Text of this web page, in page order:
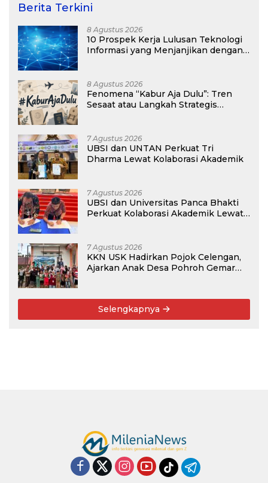
Berita Terkini
8 Agustus 2026
10 Prospek Kerja Lulusan Teknologi
Informasi yang Menjanjikan dengan
8 Agustus 2026
Fenomena “Kabur Aja Dulu”: Tren
Sesaat atau Langkah Strategis
7 Agustus 2026
UBSI dan UNTAN Perkuat Tri
Dharma Lewat Kolaborasi Akademik
7 Agustus 2026
UBSI dan Universitas Panca Bhakti
Perkuat Kolaborasi Akademik Lewat
7 Agustus 2026
KKN USK Hadirkan Pojok Celengan,
Ajarkan Anak Desa Pohroh Gemar
Selengkapnya